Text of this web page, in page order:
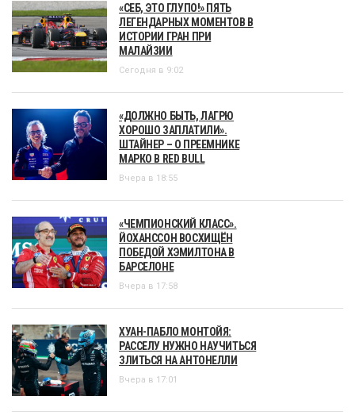
«СЕБ, ЭТО ГЛУПО!» ПЯТЬ
ЛЕГЕНДАРНЫХ МОМЕНТОВ В
ИСТОРИИ ГРАН ПРИ
МАЛАЙЗИИ
Сегодня в 9:02
«ДОЛЖНО БЫТЬ, ЛАГРЮ
ХОРОШО ЗАПЛАТИЛИ».
ШТАЙНЕР – О ПРЕЕМНИКЕ
МАРКО В RED BULL
Вчера в 18:55
«ЧЕМПИОНСКИЙ КЛАСС».
ЙОХАНССОН ВОСХИЩЁН
ПОБЕДОЙ ХЭМИЛТОНА В
БАРСЕЛОНЕ
Вчера в 17:58
ХУАН-ПАБЛО МОНТОЙЯ:
РАССЕЛУ НУЖНО НАУЧИТЬСЯ
ЗЛИТЬСЯ НА АНТОНЕЛЛИ
Вчера в 17:01